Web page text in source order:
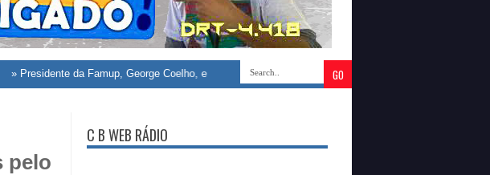
da Famup, George Coelho, e Denise Bayma defendem ampliação da participação feminina na
pelo
C B WEB RÁDIO